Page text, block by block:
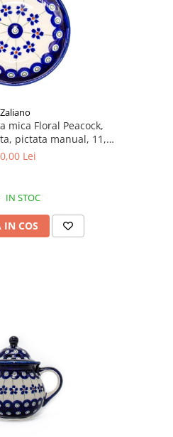
Zaliano
mica Floral Peacock,
pictata manual, 11,6
cmLei
IN STOC
IN COS